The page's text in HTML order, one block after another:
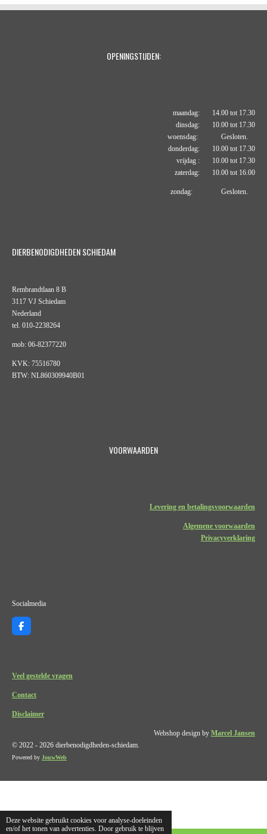
Deze website gebruikt cookies voor analyse-doeleinden
en/of het tonen van advertenties. Door gebruik te blijven
OPENINGSTIJDEN:
maandag: 14.00 tot 17.30
dinsdag: 10.00 tot 17.30
woensdag: Gesloten.
donderdag: 10.00 tot 17.30
vrijdag : 10.00 tot 17.30
zaterdag: 10.00 tot 16.00
zondag: Gesloten.
DIERBENODIGDHEDEN SCHIEDAM
Rembrandtlaan 8 B
3117 VJ Schiedam
Nederland
tel. 010-2238264
mob: 06-82377220
KVK: 75516780
BTW: NL860309940B01
VOORWAARDEN
Levering en betalingsvoorwaarden
Algemene voorwaarden
Privacyverklaring
Socialmedia
F
a
o
o
Veel gestelde vragen
Contact
Disclaimer
Webshop design by Marcel Jansen
© 2022 - 2026 dierbenodigdheden-schiedam.
Powered by JouwWeb